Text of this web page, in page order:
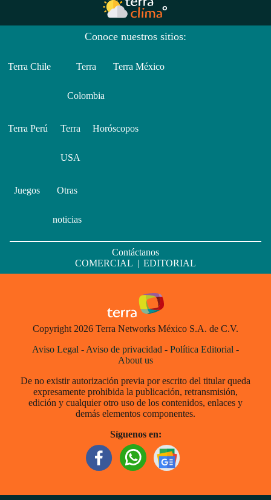
Conoce nuestros sitios:
Terra Chile Terra
Colombia
Terra México
Terra Perú Terra
USA
Horóscopos
Juegos Otras
noticias
Contáctanos
COMERCIAL
EDITORIAL
Copyright 2026 Terra Networks México S.A. de C.V.
Aviso Legal - Aviso de privacidad - Política Editorial -
About us
De no existir autorización previa por escrito del titular queda
expresamente prohibida la publicación, retransmisión,
edición y cualquier otro uso de los contenidos, enlaces y
demás elementos componentes.
Síguenos en: